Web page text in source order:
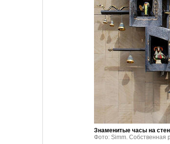
Знаменитые часы на
Фото: Simm. Собственная